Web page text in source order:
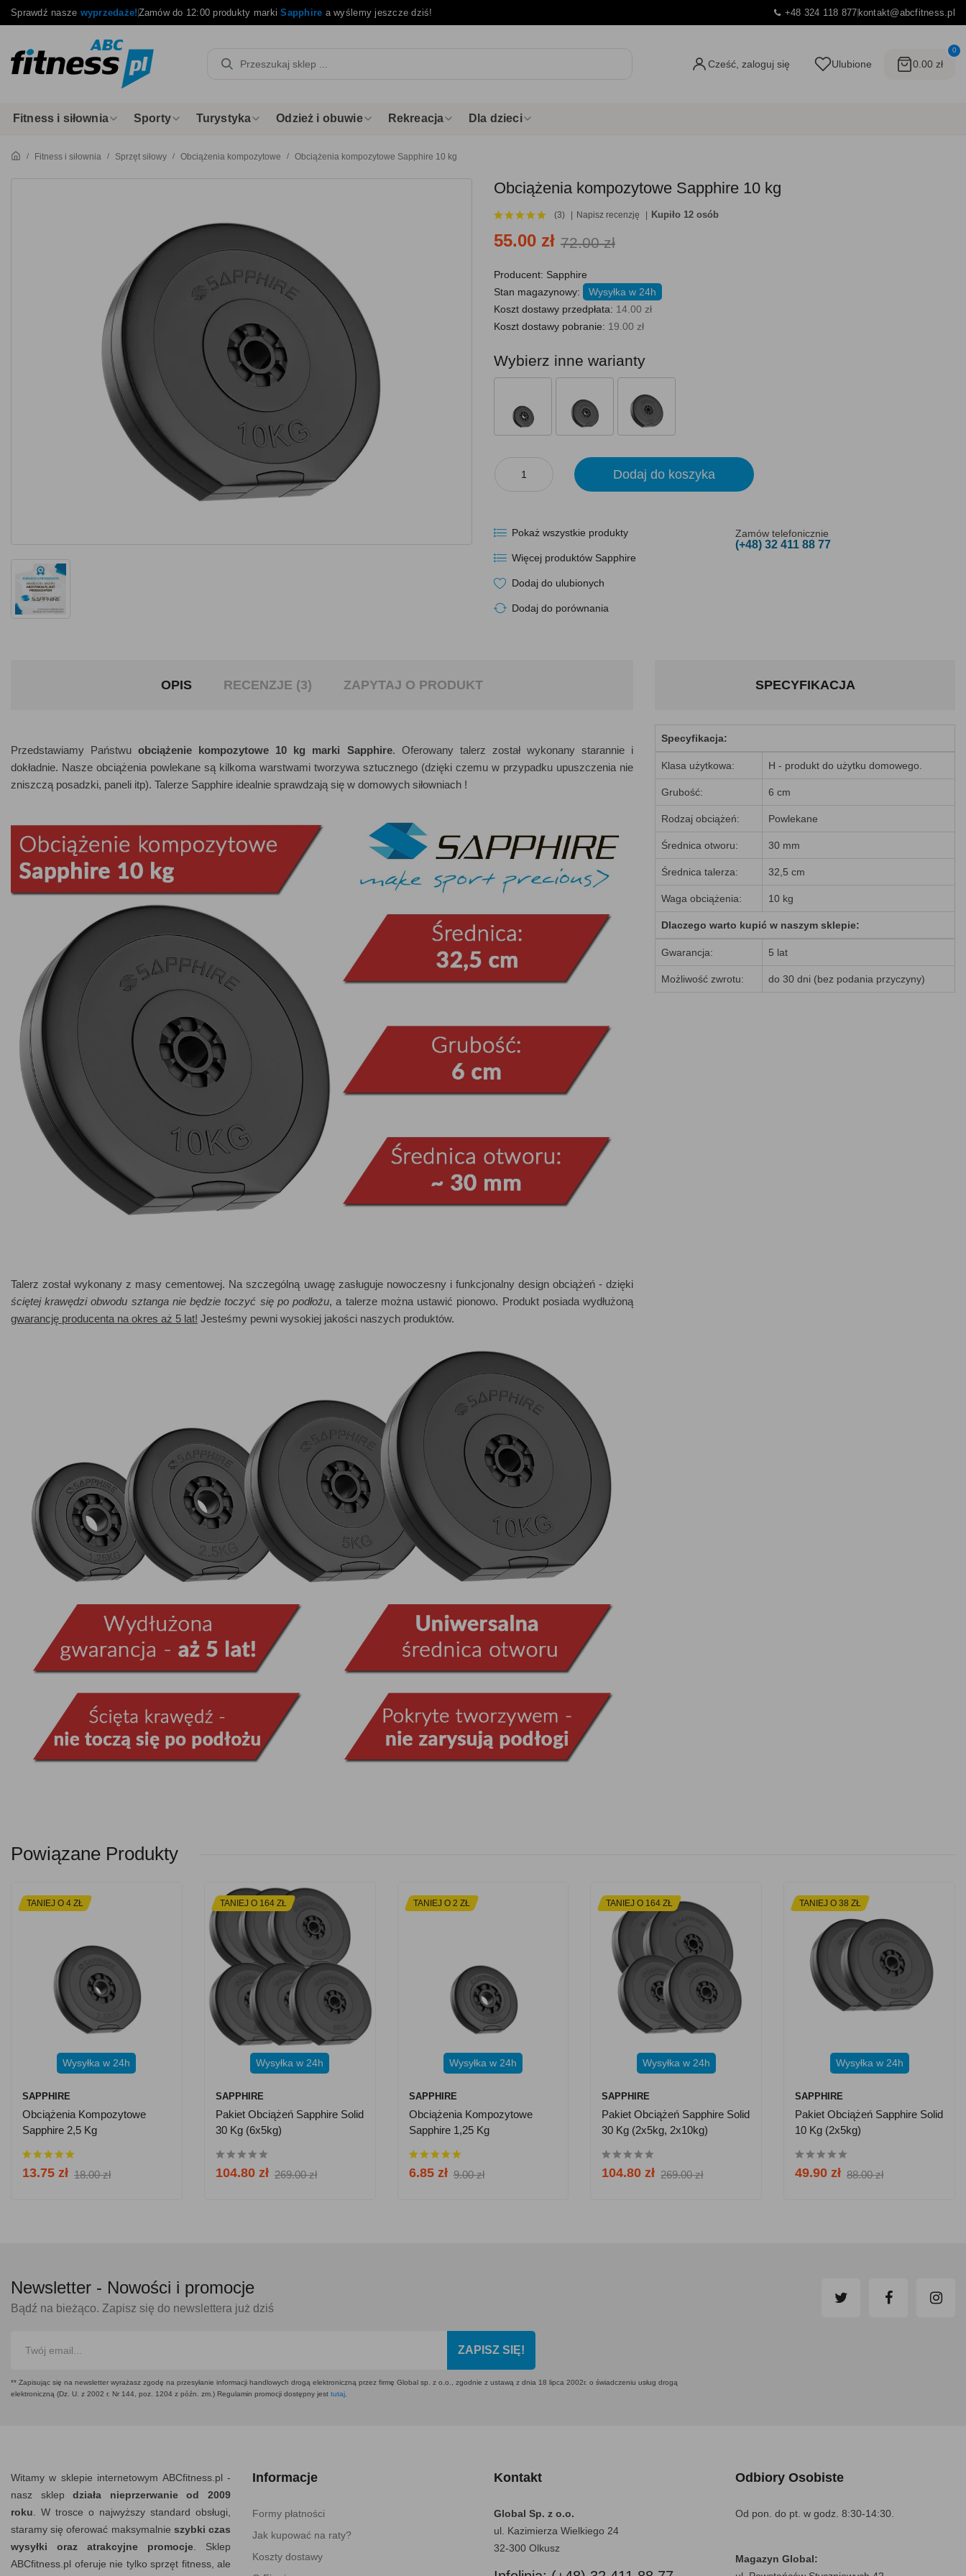
Sprawdź nasze wyprzedaże!Zamów do 12:00 produkty markiSapphire a wyślemy jeszcze dziś! +48 324 118 877kontakt@abcfitness.pl
Cześć, zaloguj się Ulubione
0
0.00 zł
Fitness i siłownia Sporty Turystyka Odzież i obuwie Rekreacja Dla dzieci
Fitness i siłownia Sprzęt siłowy Obciążenia kompozytowe Obciążenia kompozytowe Sapphire 10 kg
Obciążenia kompozytowe Sapphire 10 kg
(3) Napisz recenzję Kupiło 12 osób
55.00 zł 72.00 zł
Producent: Sapphire
Stan magazynowy:
Wysyłka w 24h
Koszt dostawy przedpłata: 14.00 zł
Koszt dostawy pobranie: 19.00 zł
Wybierz inne warianty
Dodaj do koszyka
Pokaż wszystkie produkty
Więcej produktów Sapphire
Dodaj do ulubionych
Dodaj do porównania
Zamów telefonicznie
(+48) 32 411 88 77
OPIS RECENZJE (3) ZAPYTAJ O PRODUKT
Przedstawiamy Państwuobciążenie kompozytowe 10 kg marki Sapphire. Oferowany talerz został wykonany starannie i
dokładnie. Nasze obciążenia powlekane są kilkoma warstwami tworzywa sztucznego (dzięki czemu w przypadku upuszczenia nie
zniszczą posadzki, paneli itp). Talerze Sapphire idealnie sprawdzają się w domowych siłowniach !
Talerz został wykonany z masy cementowej. Na szczególną uwagę zasługuje nowoczesny i funkcjonalny design obciążeń - dzięki
ściętej krawędzi obwodu sztanga nie będzie toczyć się po podłożu, a talerze można ustawić pionowo. Produkt posiada wydłużoną
gwarancję producenta na okres aż 5 lat! Jesteśmy pewni wysokiej jakości naszych produktów.
SPECYFIKACJA
Specyfikacja:
Klasa użytkowa: H - produkt do użytku domowego.
Grubość: 6 cm
Rodzaj obciążeń: Powlekane
Średnica otworu: 30 mm
Średnica talerza: 32,5 cm
Waga obciążenia: 10 kg
Dlaczego warto kupić w naszym sklepie:
Gwarancja: 5 lat
Możliwość zwrotu: do 30 dni (bez podania przyczyny)
Powiązane Produkty
TANIEJ O 4 ZŁ
Wysyłka w 24h
SAPPHIRE
Obciążenia Kompozytowe
Sapphire 2,5 Kg
13.75 zł 18.00 zł
TANIEJ O 164 ZŁ
Wysyłka w 24h
SAPPHIRE
Pakiet Obciążeń Sapphire Solid
30 Kg (6x5kg)
104.80 zł 269.00 zł
TANIEJ O 2 ZŁ
Wysyłka w 24h
SAPPHIRE
Obciążenia Kompozytowe
Sapphire 1,25 Kg
6.85 zł 9.00 zł
TANIEJ O 164 ZŁ
Wysyłka w 24h
SAPPHIRE
Pakiet Obciążeń Sapphire Solid
30 Kg (2x5kg, 2x10kg)
104.80 zł 269.00 zł
TANIEJ O 38 ZŁ
Wysyłka w 24h
SAPPHIRE
Pakiet Obciążeń Sapphire Solid
10 Kg (2x5kg)
49.90 zł 88.00 zł
Newsletter - Nowości i promocje
Bądź na bieżąco. Zapisz się do newslettera już dziś
ZAPISZ SIĘ!
** Zapisując się na newsletter wyrażasz zgodę na przesyłanie informacji handlowych drogą elektroniczną przez firmę Global sp. z o.o., zgodnie z ustawą z dnia 18 lipca 2002r. o świadczeniu usług drogą
elektroniczną (Dz. U. z 2002 r. Nr 144, poz. 1204 z późn. zm.) Regulamin promocji dostępny jest tutaj
Witamy w sklepie internetowym ABCfitness.pl -
nasz sklepdziała nieprzerwanie od 2009
roku . W trosce o najwyższy standard obsługi,
staramy się oferować maksymalnie szybki czas
wysyłki oraz atrakcyjne promocje . Sklep
ABCfitness.pl oferuje nie tylko sprzęt fitness, ale
Informacje
Formy płatności
Jak kupować na raty?
Koszty dostawy
Kontakt
Global Sp. z o.o.
ul. Kazimierza Wielkiego 24
32-300 Olkusz
Odbiory Osobiste
Od pon. do pt. w godz. 8:30-14:30.
Magazyn Global: